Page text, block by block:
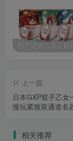
上一篇
日本GXP双子乙女
慢玩紧致双通道名
相关推荐